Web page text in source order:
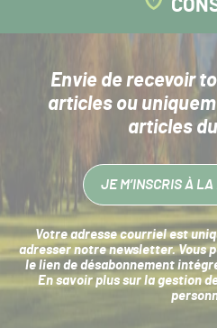
Envie de recevoir
articlesou
articles
JE M’INSCRIS À
Votre adresse courriel est
adresser notre newsletter. Vous
le lien de désabonnement
En savoir plus sur la gestion